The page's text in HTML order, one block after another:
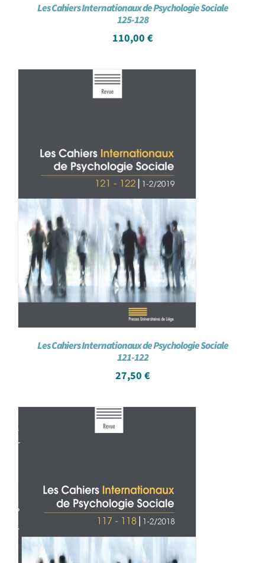
Les Cahiers Internationaux de Psychologie Sociale
125-128
110,00 €
Les Cahiers Internationaux de Psychologie Sociale
121-122
27,50 €